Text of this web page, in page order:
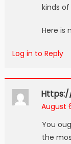
kinds
Here is
Log in to Reply
August
You
the